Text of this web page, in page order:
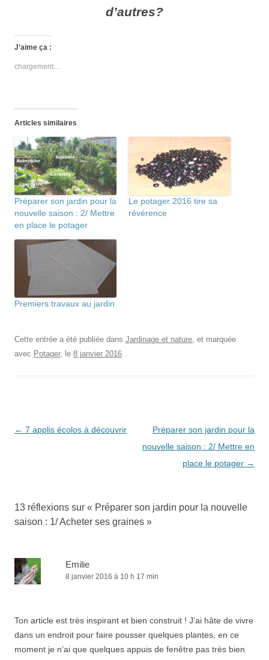
d’autres?
J’aime ça :
chargement…
Articles similaires
Préparer son jardin pour la
nouvelle saison : 2/ Mettre
en place le potager
Le potager 2016 tire sa
révérence
Premiers travaux au jardin
Cette entrée a été publiée dans Jardinage et nature, et marquée
avec Potager, le 8 janvier 2016 .
Navigation
← 7 applis écolos à découvrir
Préparer son jardin pour la
nouvelle saison : 2/ Mettre en
place le potager →
13 réflexions sur « Préparer son jardin pour la nouvelle
saison : 1/ Acheter ses graines »
Emilie
8 janvier 2016 à 10 h 17 min
Ton article est très inspirant et bien construit ! J’ai hâte de vivre
dans un endroit pour faire pousser quelques plantes, en ce
moment je n’ai que quelques appuis de fenêtre pas très bien